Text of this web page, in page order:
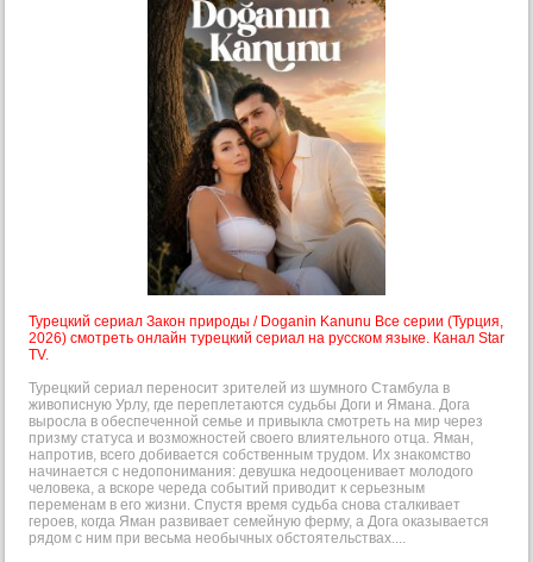
Турецкий сериал Закон природы / Doganin Kanunu Все серии (Турция,
2026) смотреть онлайн турецкий сериал на русском языке. Канал Star
TV.
Турецкий сериал переносит зрителей из шумного Стамбула в
живописную Урлу, где переплетаются судьбы Доги и Ямана. Дога
выросла в обеспеченной семье и привыкла смотреть на мир через
призму статуса и возможностей своего влиятельного отца. Яман,
напротив, всего добивается собственным трудом. Их знакомство
начинается с недопонимания: девушка недооценивает молодого
человека, а вскоре череда событий приводит к серьезным
переменам в его жизни. Спустя время судьба снова сталкивает
героев, когда Яман развивает семейную ферму, а Дога оказывается
рядом с ним при весьма необычных обстоятельствах....